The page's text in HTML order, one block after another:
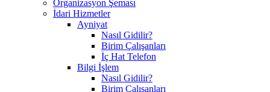
Organizasyon Şeması
İdari Hizmetler
Ayniyat
Nasıl Gidilir?
Birim Çalışanları
İç Hat Telefon
Bilgi İşlem
Nasıl Gidilir?
Birim Çalışanları